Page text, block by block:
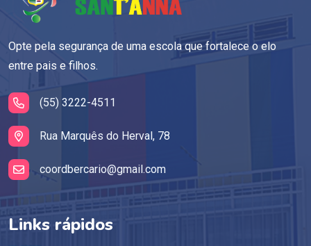
Opte pela segurança de uma escola que fortalece o elo
entre pais e filhos.
(55) 3222-4511
Rua Marquês do Herval, 78
coordbercario@gmail.com
Links rápidos